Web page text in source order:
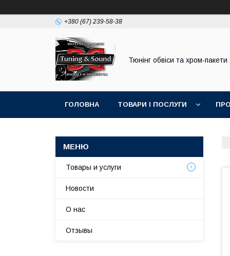
+380 (67) 239-58-38
Тюнінг обвіси та хром-пакети
ГОЛОВНА ТОВАРИ І ПОСЛУГИ
Товары и услуги
Новости
О нас
Отзывы